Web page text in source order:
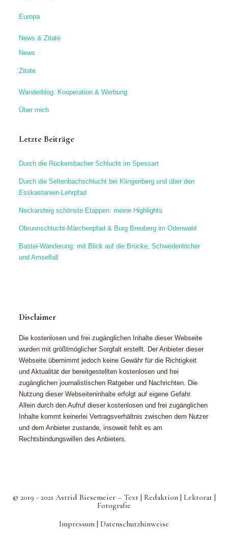
Europa
News & Zitate
News
Zitate
Wanderblog: Kooperation & Werbung
Über mich
Letzte Beiträge
Durch die Rückersbacher Schlucht im Spessart
Durch die Seltenbachschlucht bei Klingenberg und über den
Esskastanien-Lehrpfad
Neckarsteig schönste Etappen: meine Highlights
Obrunnschlucht-Märchenpfad & Burg Breuberg im Odenwald
Bastei-Wanderung: mit Blick auf die Brücke, Schwedenlöcher
und Amselfall
Disclaimer
Die kostenlosen und frei zugänglichen Inhalte dieser Webseite
wurden mit größtmöglicher Sorgfalt erstellt. Der Anbieter dieser
Webseite übernimmt jedoch keine Gewähr für die Richtigkeit
und Aktualität der bereitgestellten kostenlosen und frei
zugänglichen journalistischen Ratgeber und Nachrichten. Die
Nutzung dieser Webseiteninhalte erfolgt auf eigene Gefahr.
Allein durch den Aufruf dieser kostenlosen und frei zugänglichen
Inhalte kommt keinerlei Vertragsverhältnis zwischen dem Nutzer
und dem Anbieter zustande, insoweit fehlt es am
Rechtsbindungswillen des Anbieters.
© 2019 - 2021 Astrid Biesemeier – Text | Redaktion | Lektorat |
Fotografie
Impressum | Datenschutzhinweise